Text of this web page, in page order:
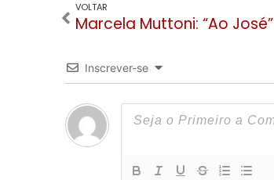
VOLTAR
Marcela Muttoni: “Ao José”
Inscrever-se